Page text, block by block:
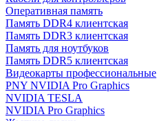
Оперативная память
Память DDR4 клиентская
Память DDR3 клиентская
Память для ноутбуков
Память DDR5 клиентская
Видеокарты профессиональные
PNY NVIDIA Pro Graphics
NVIDIA TESLA
NVIDIA Pro Graphics